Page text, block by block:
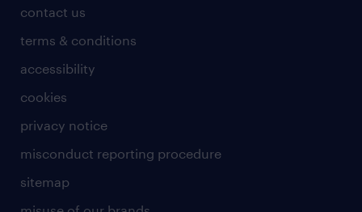
contact us
terms & conditions
accessibility
cookies
privacy notice
misconduct reporting procedure
sitemap